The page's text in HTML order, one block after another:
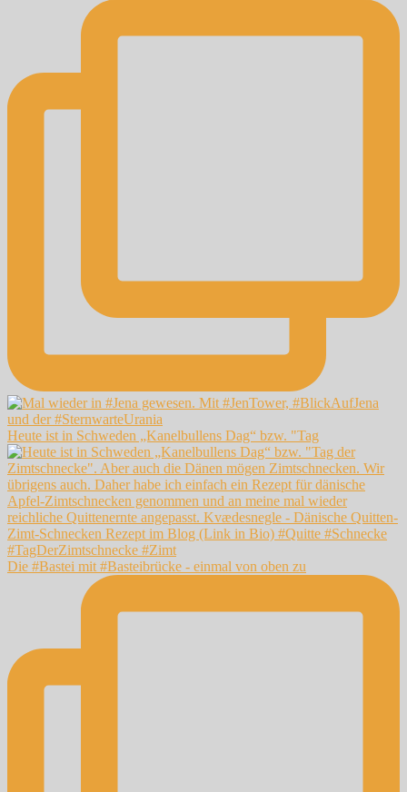
Heute ist in Schweden „Kanelbullens Dag“ bzw. "Tag
Die #Bastei mit #Basteibrücke - einmal von oben zu